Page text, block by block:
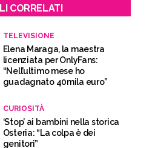
CORRELATI
TELEVISIONE
Elena Maraga, la maestra
licenziata per OnlyFans:
“Nell’ultimo mese ho
guadagnato 40mila euro”
CURIOSITÀ
‘Stop’ ai bambini nella storica
Osteria: “La colpa è dei
genitori”